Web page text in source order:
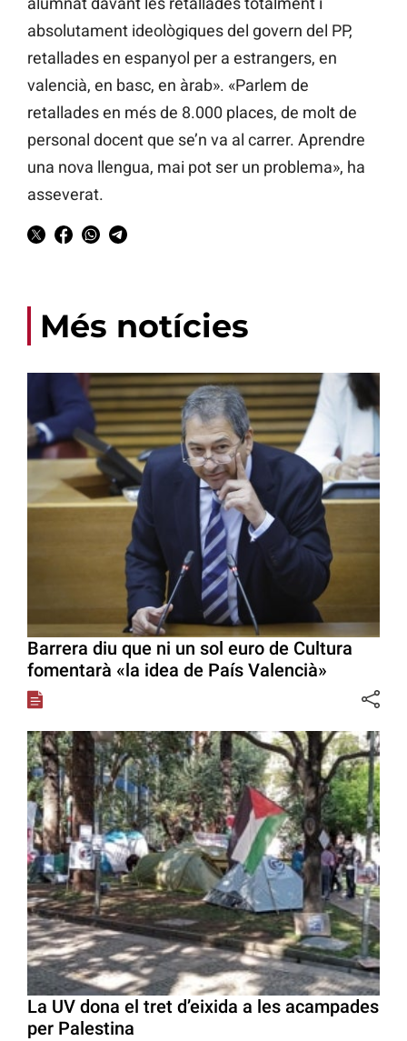
absolutament ideològiques del govern del PP,
retallades en espanyol per a estrangers, en
valencià, en basc, en àrab». «Parlem de
retallades en més de 8.000 places, de molt de
personal docent que se’n va al carrer. Aprendre
una nova llengua, mai pot ser un problema», ha
asseverat.
Més notícies
Barrera diu que ni un sol euro de Cultura
fomentarà «la idea de País Valencià»
La UV dona el tret d’eixida a les acampades
per Palestina